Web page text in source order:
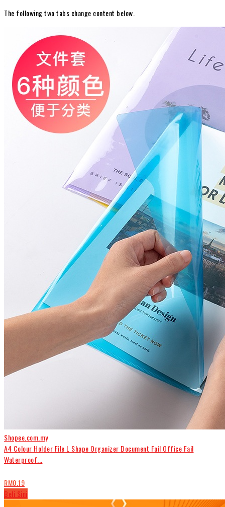
The following two tabs change content below.
Shopee.com.my
A4 Colour Holder File L Shape Organizer Document Fail Office Fail
Waterproof...
RM0.19
Beli Sini